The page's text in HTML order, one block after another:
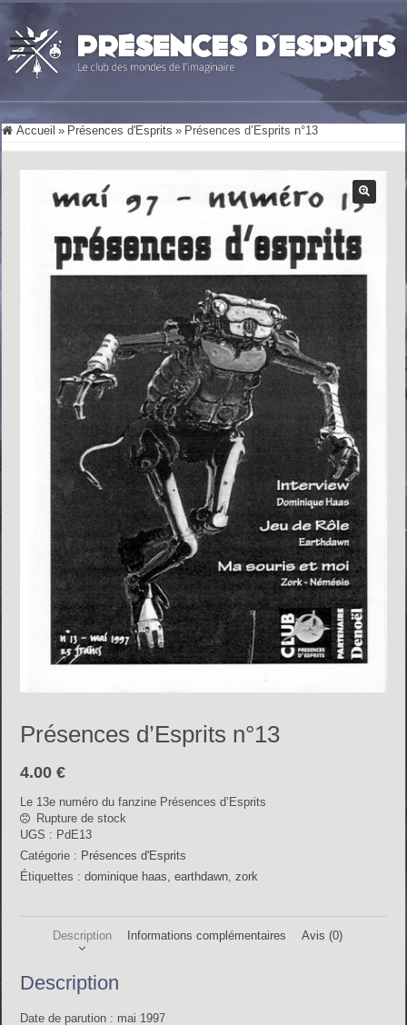
Accueil » Présences d'Esprits » Présences d’Esprits n°13
Présences d’Esprits n°13
4.00€
Le 13e numéro du fanzine Présences d’Esprits
Rupture de stock
UGS : PdE13
Catégorie : Présences d'Esprits
Étiquettes :dominique haas,earthdawn,zork
Description Informations complémentaires Avis (0)
Description
Date de parution : mai 1997